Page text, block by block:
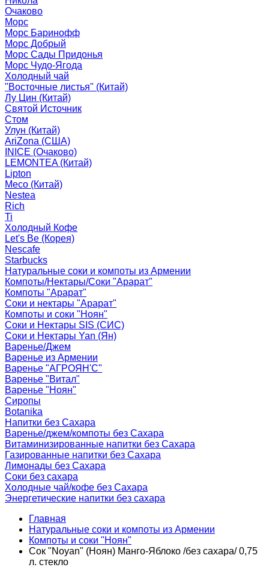
Очаково
Морс
Морс Баринофф
Морс Добрый
Морс Сады Придонья
Морс Чудо-Ягода
Холодный чай
"Восточные листья" (Китай)
Лу Цин (Китай)
Святой Источник
Стом
Улун (Китай)
AriZona (США)
INICE (Очаково)
LEMONTEA (Китай)
Lipton
Meco (Китай)
Nestea
Rich
Ti
Холодный Кофе
Let's Be (Корея)
Nescafe
Starbucks
Натуральные соки и компоты из Армении
Компоты/Нектары/Соки "Арарат"
Компоты "Арарат"
Соки и нектары "Арарат"
Компоты и соки "Ноян"
Соки и Нектары SIS (СИС)
Соки и Нектары Yan (Ян)
Варенье/Джем
Варенье из Армении
Варенье "АГРОЯН'С"
Варенье "Витал"
Варенье "Ноян"
Сиропы
Botanika
Напитки без Сахара
Варенье/джем/компоты без Сахара
Витаминизированные напитки без Сахара
Газированные напитки без Сахара
Лимонады без Сахара
Соки без сахара
Холодные чай/кофе без Сахара
Энергетические напитки без сахара
Главная
Натуральные соки и компоты из Армении
Компоты и соки "Ноян"
Сок "Noyan" (Ноян) Манго-Яблоко /без сахара/ 0,75
л. стекло